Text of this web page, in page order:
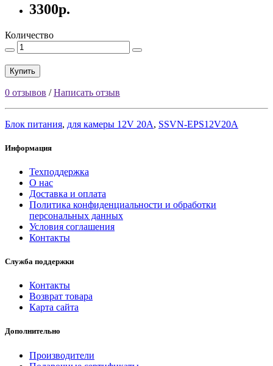
3300р.
Количество
Купить
0 отзывов /Написать отзыв
Блок питания, для камеры 12V 20A, SSVN-EPS12V20A
Информация
Техподдержка
О нас
Доставка и оплата
Политика конфиденциальности и обработки
персональных данных
Условия соглашения
Контакты
Служба поддержки
Контакты
Возврат товара
Карта сайта
Дополнительно
Производители